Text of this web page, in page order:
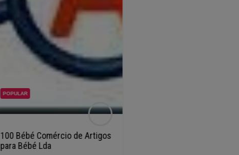
POPULAR
100 Bébé Comércio de Artigos
para Bébé Lda